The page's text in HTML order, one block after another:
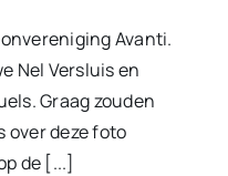
Avanti.
Nel Versluis en
Graag zouden
over deze foto
de [...]